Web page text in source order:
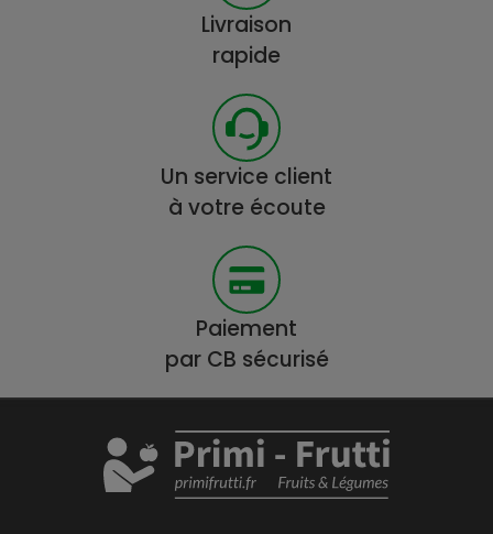
Livraison
rapide
Un service client
à votre écoute
Paiement
par CB sécurisé